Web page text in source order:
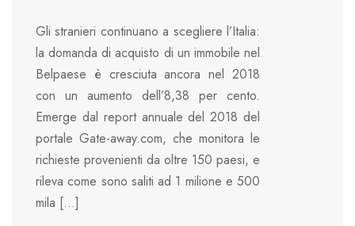
Gli stranieri continuano a scegliere l’Italia:
la domanda di acquisto di un immobile nel
Belpaese è cresciuta ancora nel 2018
con un aumento dell’8,38 per cento.
Emerge dal report annuale del 2018 del
portale Gate-away.com, che monitora le
richieste provenienti da oltre 150 paesi, e
rileva come sono saliti ad 1 milione e 500
mila […]